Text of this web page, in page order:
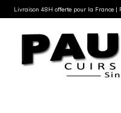
Livraison 48H offerte pour la France |